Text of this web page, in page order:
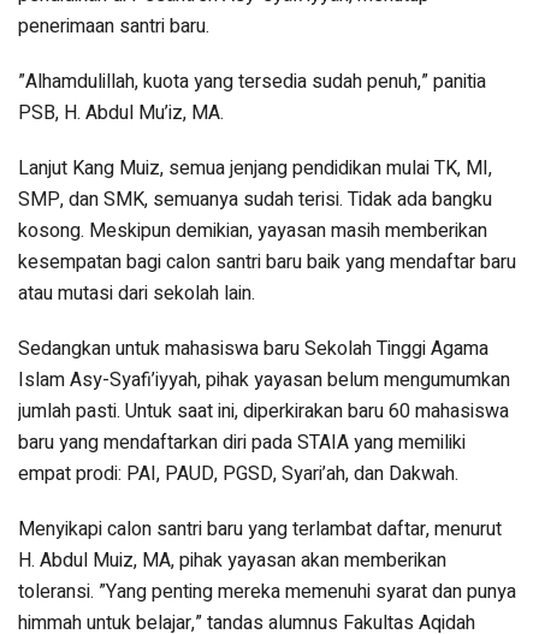
penerimaan santri baru.
”Alhamdulillah, kuota yang tersedia sudah penuh,” panitia
PSB, H. Abdul Mu’iz, MA.
Lanjut Kang Muiz, semua jenjang pendidikan mulai TK, MI,
SMP, dan SMK, semuanya sudah terisi. Tidak ada bangku
kosong. Meskipun demikian, yayasan masih memberikan
kesempatan bagi calon santri baru baik yang mendaftar baru
atau mutasi dari sekolah lain.
Sedangkan untuk mahasiswa baru Sekolah Tinggi Agama
Islam Asy-Syafi’iyyah, pihak yayasan belum mengumumkan
jumlah pasti. Untuk saat ini, diperkirakan baru 60 mahasiswa
baru yang mendaftarkan diri pada STAIA yang memiliki
empat prodi: PAI, PAUD, PGSD, Syari’ah, dan Dakwah.
Menyikapi calon santri baru yang terlambat daftar, menurut
H. Abdul Muiz, MA, pihak yayasan akan memberikan
toleransi. ”Yang penting mereka memenuhi syarat dan punya
himmah untuk belajar,” tandas alumnus Fakultas Aqidah